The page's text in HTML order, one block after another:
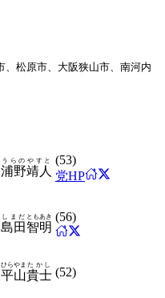
松原市、大阪狭山市、南河内
浦野
うらの
靖人
やすと (53)
党HP
島田
しまだ
智明
ともあき (56)
平山
ひらやま
貴士
たかし
(52)